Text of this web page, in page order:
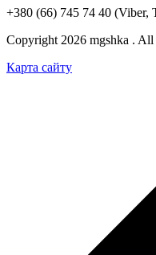
+380 (66) 745 74 40 (Viber,
Copyright 2026 mgshka . All
Карта сайту